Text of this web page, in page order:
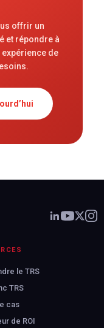
offrir un
et répondre à
de
le TRS
TRS
cas
de ROI